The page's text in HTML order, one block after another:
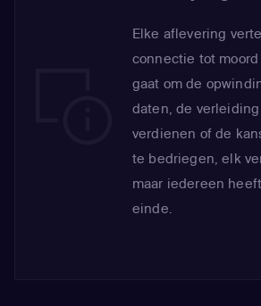
Elke aflevering
connectie tot
gaat om de
daten, de
verdienen of de
te bedriegen, elk
maar iedereen
einde.